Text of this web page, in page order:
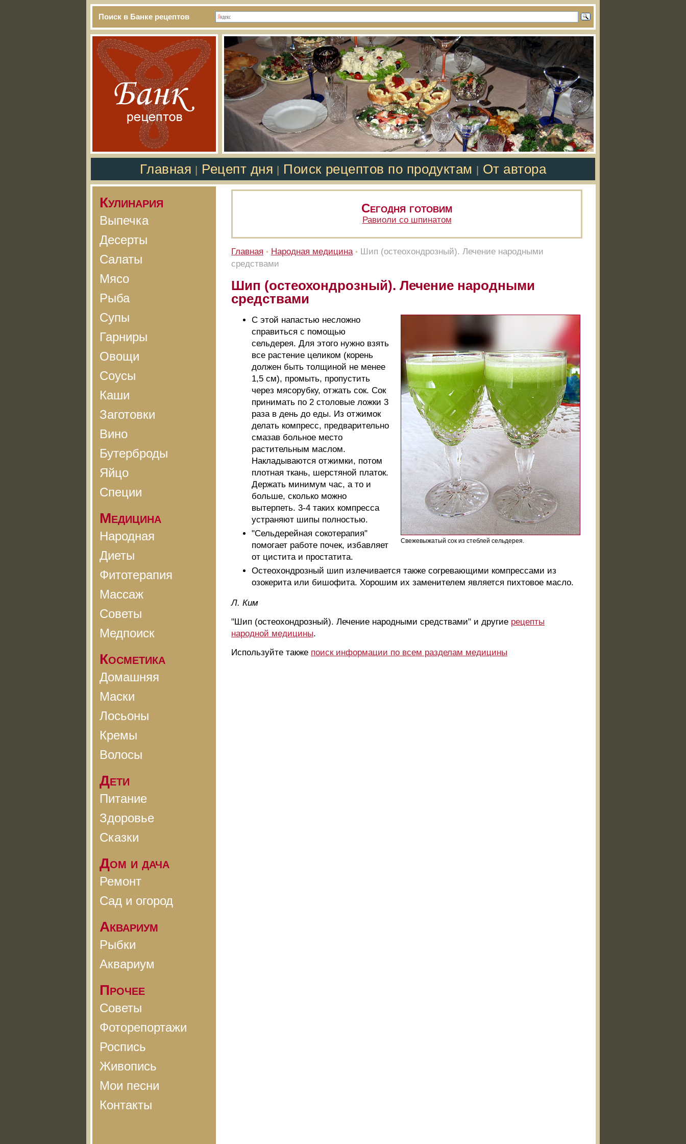
Поиск в Банке рецептов
Главная Рецепт дня Поиск рецептов по продуктам От автора
Кулинария
Выпечка
Десерты
Салаты
Мясо
Рыба
Супы
Гарниры
Овощи
Соусы
Каши
Заготовки
Вино
Бутерброды
Яйцо
Специи
Медицина
Народная
Диеты
Фитотерапия
Массаж
Советы
Медпоиск
Косметика
Домашняя
Маски
Лосьоны
Кремы
Волосы
Дети
Питание
Здоровье
Сказки
Дом и дача
Ремонт
Сад и огород
Аквариум
Рыбки
Аквариум
Прочее
Советы
Фоторепортажи
Роспись
Живопись
Мои песни
Контакты
Сегодня готовим
Равиоли со шпинатом
Главная • Народная медицина • Шип (остеохондрозный). Лечение народными
средствами
Шип (остеохондрозный). Лечение народными
средствами
Свежевыжатый сок из стеблей сельдерея.
С этой напастью несложно
справиться с помощью
сельдерея. Для этого нужно взять
все растение целиком (корень
должен быть толщиной не менее
1,5 см), промыть, пропустить
через мясорубку, отжать сок. Сок
принимать по 2 столовые ложки 3
раза в день до еды. Из отжимок
делать компресс, предварительно
смазав больное место
растительным маслом.
Накладываются отжимки, потом
плотная ткань, шерстяной платок.
Держать минимум час, а то и
больше, сколько можно
вытерпеть. 3-4 таких компресса
устраняют шипы полностью.
"Сельдерейная сокотерапия"
помогает работе почек, избавляет
от цистита и простатита.
Остеохондрозный шип излечивается также согревающими компрессами из
озокерита или бишофита. Хорошим их заменителем является пихтовое масло.
Л. Ким
"Шип (остеохондрозный). Лечение народными средствами" и другие рецепты
народной медицины.
Используйте также поиск информации по всем разделам медицины